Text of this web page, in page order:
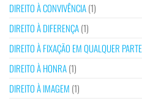
DIREITO À CONVIVÊNCIA(1)
DIREITO À DIFERENÇA(1)
DIREITO À FIXAÇÃO EM QUALQUER
DIREITO À HONRA(1)
DIREITO À IMAGEM (1)